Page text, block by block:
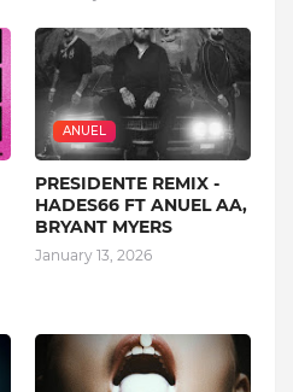
ANUEL
PRESIDENTE REMIX -
HADES66 FT ANUEL AA,
BRYANT MYERS
January 13, 2026